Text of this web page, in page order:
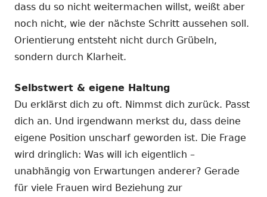
dass du so nicht weitermachen willst, weißt aber
noch nicht, wie der nächste Schritt aussehen soll.
Orientierung entsteht nicht durch Grübeln,
sondern durch Klarheit.
Selbstwert & eigene Haltung
Du erklärst dich zu oft. Nimmst dich zurück. Passt
dich an. Und irgendwann merkst du, dass deine
eigene Position unscharf geworden ist. Die Frage
wird dringlich: Was will ich eigentlich –
unabhängig von Erwartungen anderer? Gerade
für viele Frauen wird Beziehung zur